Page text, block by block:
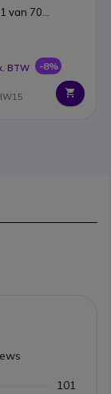
van 70
BTW -8%
101